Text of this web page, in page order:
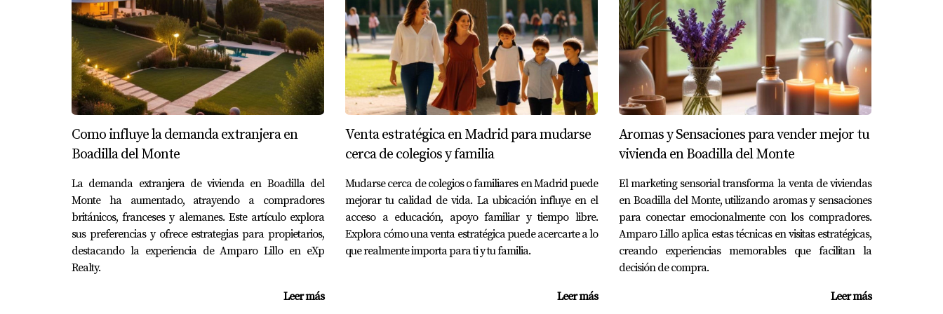
Caso 3: La pareja Ana y Luis
Ana y Luis compraron una casa antigua con mucho potencial pero necesitaban renovaciones significativas. Antes de ponerla en venta, realizaron
mejoras estratégicas y consultaron con expertos sobre el valor real del inmueble tras las reformas. Al fijar un precio justo que reflejaba tanto las mejoras
realizadas como las tendencias del mercado, lograron vender rápidamente a un buen precio.
CONCLUSIÓN
del análisis detallado del mercado y la consideración cuidadosa de varios factores, puedes establecer un precio justo que atraerá compradores sin
sacrificar tus intereses económicos. Recuerda siempre buscar asesoría profesional si te sientes abrumado o inseguro sobre cómo proceder; una buena
estrategia inicial puede marcar la diferencia entre una venta rápida o una larga espera llena de frustraciones. Si estás listo para dar el siguiente paso
hacia la venta exitosa de tu vivienda o necesitas más información sobre cómo fijar el precio correcto desde el inicio, no dudes en contactar conmigo,
Amparo Lillo. Estoy aquí para ayudarte a tomar decisiones informadas y estratégicas.
Como influye la demanda extranjera en
Boadilla del Monte
La demanda extranjera de vivienda en Boadilla del
Monte ha aumentado, atrayendo a compradores
británicos, franceses y alemanes. Este artículo explora
sus preferencias y ofrece estrategias para propietarios,
destacando la experiencia de Amparo Lillo en eXp
Realty.
Leer más
Venta estratégica en Madrid para mudarse
cerca de colegios y familia
Mudarse cerca de colegios o familiares en Madrid puede
mejorar tu calidad de vida. La ubicación influye en el
acceso a educación, apoyo familiar y tiempo libre.
Explora cómo una venta estratégica puede acercarte a lo
que realmente importa para ti y tu familia.
Leer más
Aromas y Sensaciones para vender mejor tu
vivienda en Boadilla del Monte
El marketing sensorial transforma la venta de viviendas
en Boadilla del Monte, utilizando aromas y sensaciones
para conectar emocionalmente con los compradores.
Amparo Lillo aplica estas técnicas en visitas estratégicas,
creando experiencias memorables que facilitan la
decisión de compra.
Leer más